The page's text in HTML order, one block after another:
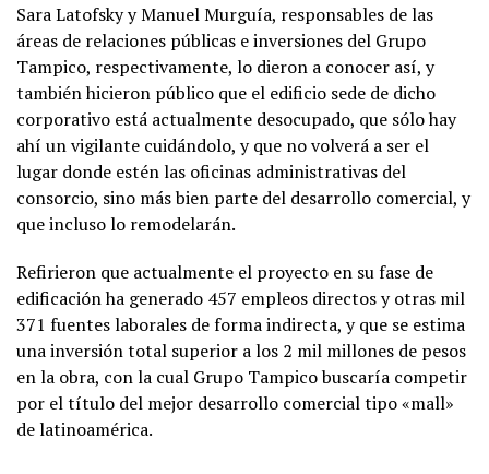
Sara Latofsky y Manuel Murguía, responsables de las
áreas de relaciones públicas e inversiones del Grupo
Tampico, respectivamente, lo dieron a conocer así, y
también hicieron público que el edificio sede de dicho
corporativo está actualmente desocupado, que sólo hay
ahí un vigilante cuidándolo, y que no volverá a ser el
lugar donde estén las oficinas administrativas del
consorcio, sino más bien parte del desarrollo comercial, y
que incluso lo remodelarán.
Refirieron que actualmente el proyecto en su fase de
edificación ha generado 457 empleos directos y otras mil
371 fuentes laborales de forma indirecta, y que se estima
una inversión total superior a los 2 mil millones de pesos
en la obra, con la cual Grupo Tampico buscaría competir
por el título del mejor desarrollo comercial tipo «mall»
de latinoamérica.